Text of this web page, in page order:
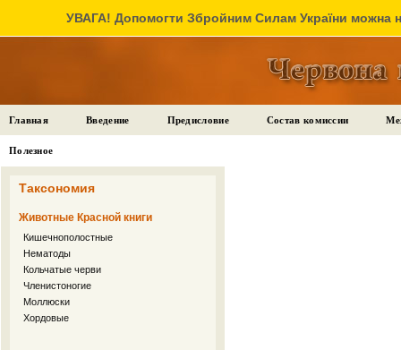
УВАГА! Допомогти Збройним Силам України можна
Главная Введение Предисловие Состав комиссии
Полезное
Таксономия
Животные Красной книги
Кишечнополостные
Нематоды
Кольчатые черви
Членистоногие
Моллюски
Хордовые